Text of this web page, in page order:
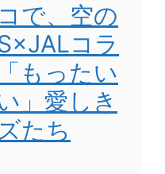
で、空の
コラ
もったい
」愛しき
たち